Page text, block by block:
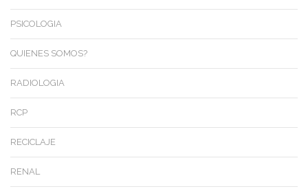
PSICOLOGIA
QUIENES SOMOS?
RADIOLOGIA
RCP
RECICLAJE
RENAL